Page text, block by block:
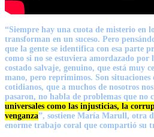
“Siempre hay una cuota de misterio en
transforman en un suceso. Pero
que la gente se identifica con esa parte
como si no se estuviera amordazado por
costado salvaje, genuino, que está muy
mano, pero reprimimos. Son
cotidianos, que a muchos de nosotros
pasaron, no habla de problemas que no
universales como las injusticias, la
venganza”, sostiene María Marull , otra
enorme trabajo coral que compartió su